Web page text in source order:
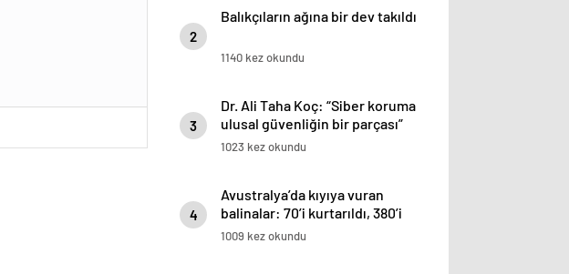
2
Balıkçıların ağına bir dev takıldı
1140 kez okundu
3
Dr. Ali Taha Koç: “Siber koruma
ulusal güvenliğin bir parçası”
1023 kez okundu
4
Avustralya’da kıyıya vuran
balinalar: 70’i kurtarıldı, 380’i
öldü
1009 kez okundu